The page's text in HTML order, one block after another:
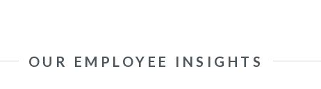
OUR EMPLOYEE INSIGHTS